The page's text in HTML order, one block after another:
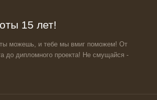
15 лет!
ты можешь, и тебе мы вмиг поможем! От
до дипломного проекта! Не смущайся -